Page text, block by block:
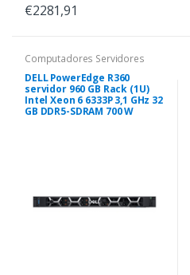
€2281,91
Computadores Servidores
DELL PowerEdge R360
servidor 960 GB Rack (1U)
Intel Xeon 6 6333P 3,1 GHz 32
GB DDR5-SDRAM 700 W